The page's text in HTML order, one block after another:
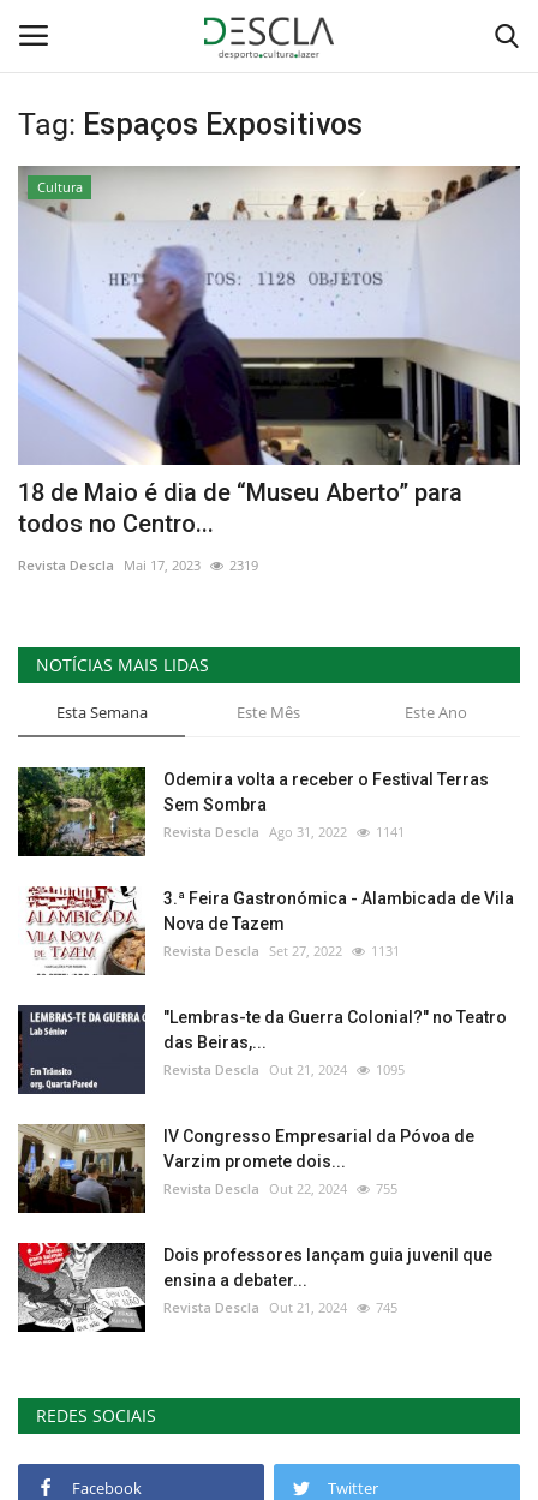
Login Registar
Home
...by Descla
Desporto
Contactos
Sobre Nós
Educação
Estatuto Editorial
Saúde
Ficha técnica
Cultura
Lazer
Ambiente
Tag: Espaços Expositivos
Cultura
18 de Maio é dia de “Museu Aberto” para
todos no Centro...
Revista Descla Mai 17, 2023 2319
NOTÍCIAS MAIS LIDAS
Esta Semana Este Mês Este Ano
Odemira volta a receber o Festival Terras
Sem Sombra
Revista Descla Ago 31, 2022 1141
3.ª Feira Gastronómica - Alambicada de Vila
Nova de Tazem
Revista Descla Set 27, 2022 1131
"Lembras-te da Guerra Colonial?" no Teatro
das Beiras,...
Revista Descla Out 21, 2024 1095
IV Congresso Empresarial da Póvoa de
Varzim promete dois...
Revista Descla Out 22, 2024 755
Dois professores lançam guia juvenil que
ensina a debater...
Revista Descla Out 21, 2024 745
REDES SOCIAIS
Facebook Twitter